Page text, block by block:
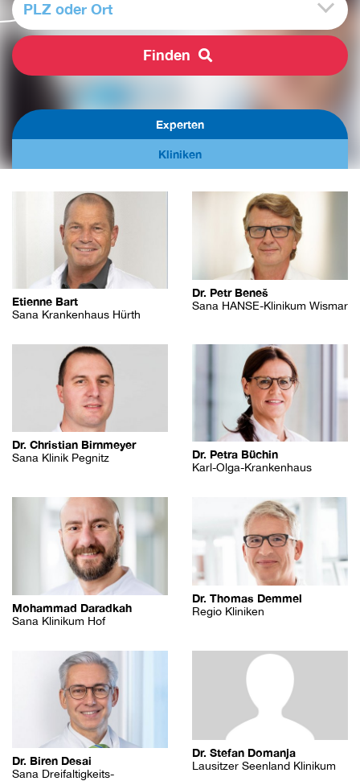
PLZ oder Ort
Finden
Experten
Kliniken
Etienne Bart
Sana Krankenhaus Hürth
Dr. Petr Beneš
Sana HANSE-Klinikum Wismar
Dr. Christian Birnmeyer
Sana Klinik Pegnitz Dr. Petra Büchin
Karl-Olga-Krankenhaus
Mohammad Daradkah
Sana Klinikum Hof
Dr. Thomas Demmel
Regio Kliniken
Dr. Biren Desai
Sana Dreifaltigkeits-
Dr. Stefan Domanja
Lausitzer Seenland Klinikum